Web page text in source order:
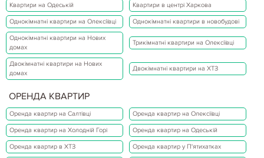
Квартири на Одеській Квартири в центрі Харкова
Однокімнатні квартири на Олексіївці Однокімнатні квартири в новобудові
Однокімнатні квартири на Нових
домах
Трикімнатні квартири на Олексіївці
Двокімнатні квартири на Нових
домах
Двокімнатні квартири на ХТЗ
ОРЕНДА КВАРТИР
Оренда квартир на Салтівці Оренда квартир на Олексіївці
Оренда квартир на Холодній Горі Оренда квартир на Одеській
Оренда квартир в ХТЗ Оренда квартир у П'ятихатках